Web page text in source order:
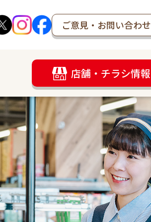
ご意見・お問い合わせ
店舗・チラシ情報